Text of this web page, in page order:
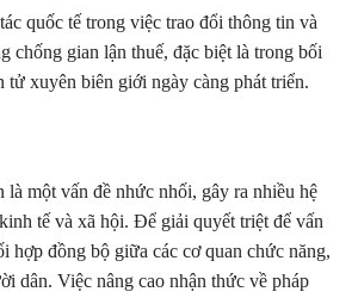
quốc tế trong việc trao đổi thông tin và
chống gian lận thuế, đặc biệt là trong bối
tử xuyên biên giới ngày càng phát triển.
là một vấn đề nhức nhối, gây ra nhiều hệ
tế và xã hội. Để giải quyết triệt để vấn
hợp đồng bộ giữa các cơ quan chức năng,
dân. Việc nâng cao nhận thức về pháp